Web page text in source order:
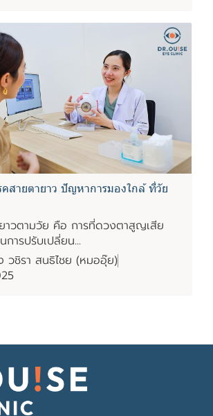
คสายตายาว ปัญหาการมองใกล้ ที่วัย
ยาวตามวัย คือ การที่ดวงตาสูญเสีย
การปรับเปลี่ยน...
ชิรา สนธิไชย (หมออุ๊ย)